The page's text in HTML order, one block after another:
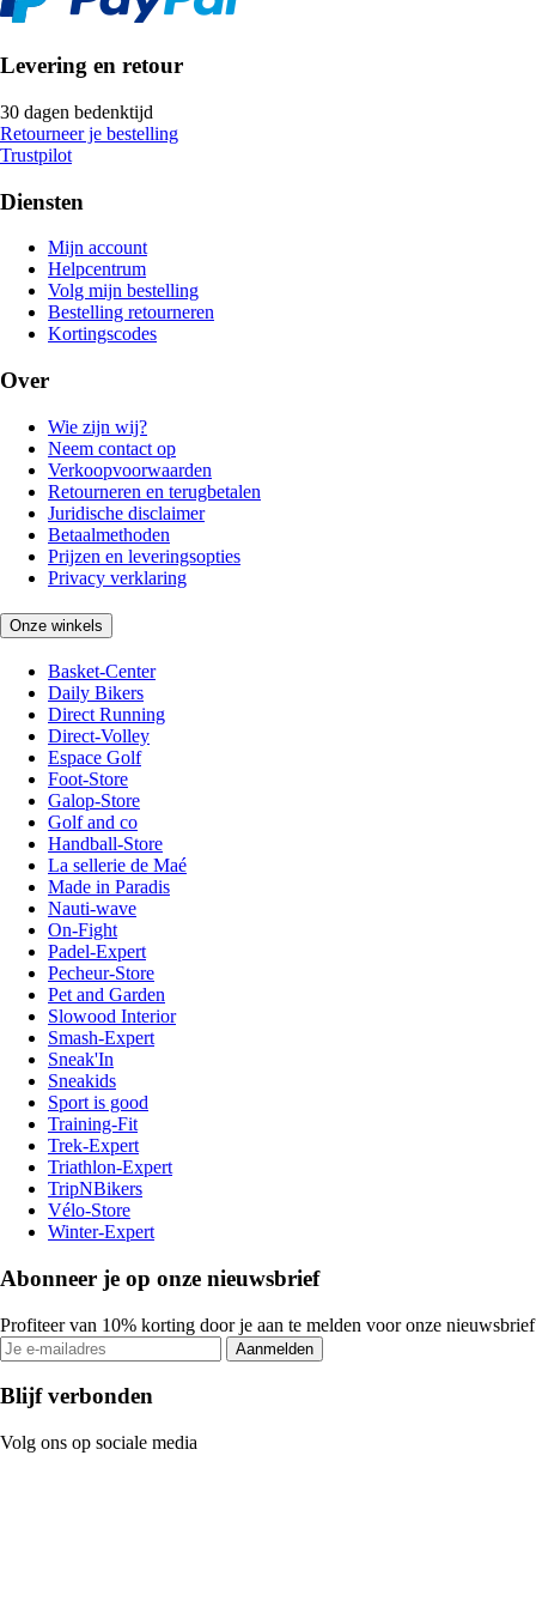
Levering en retour
30 dagen bedenktijd
Retourneer je bestelling
Trustpilot
Diensten
Mijn account
Helpcentrum
Volg mijn bestelling
Bestelling retourneren
Kortingscodes
Over
Wie zijn wij?
Neem contact op
Verkoopvoorwaarden
Retourneren en terugbetalen
Juridische disclaimer
Betaalmethoden
Prijzen en leveringsopties
Privacy verklaring
Onze winkels
Basket-Center
Daily Bikers
Direct Running
Direct-Volley
Espace Golf
Foot-Store
Galop-Store
Golf and co
Handball-Store
La sellerie de Maé
Made in Paradis
Nauti-wave
On-Fight
Padel-Expert
Pecheur-Store
Pet and Garden
Slowood Interior
Smash-Expert
Sneak'In
Sneakids
Sport is good
Training-Fit
Trek-Expert
Triathlon-Expert
TripNBikers
Vélo-Store
Winter-Expert
Abonneer je op onze nieuwsbrief
Profiteer van 10% korting door je aan te melden voor onze nieuwsbrief
Aanmelden
Blijf verbonden
Volg ons op sociale media